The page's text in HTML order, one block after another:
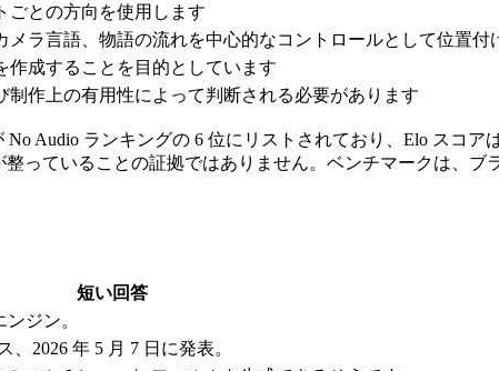
ごとの方向を使用します
ラ言語、物語の流れを中心的なコントロールとして位置付
作成することを目的としています
作上の有用性によって判断される必要があります
No Audio ランキングの 6 位にリストされており、Elo スコア
っていることの証拠ではありません。ベンチマークは、ブ
短い回答
ジン。
2026 年 5 月 7 日に発表。